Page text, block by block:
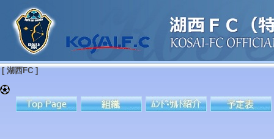
[ 湖西FC ]